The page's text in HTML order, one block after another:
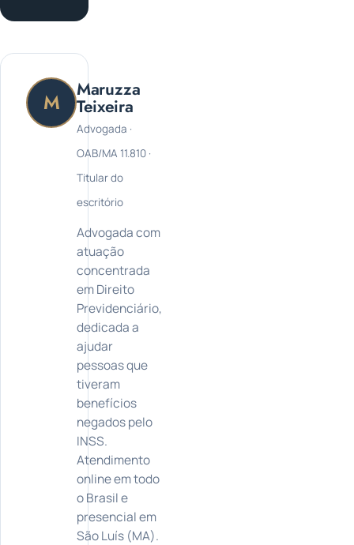
M Maruzza
Teixeira
Advogada ·
OAB/MA 11.810 ·
Titular do
escritório
Advogada com
atuação
concentrada
em Direito
Previdenciário,
dedicada a
ajudar
pessoas que
tiveram
benefícios
negados pelo
INSS.
Atendimento
online em todo
o Brasil e
presencial em
São Luís (MA).